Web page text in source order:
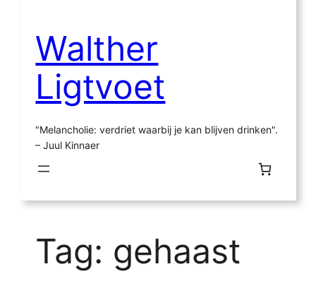
Walther
Ligtvoet
"Melancholie: verdriet waarbij je kan blijven drinken".
– Juul Kinnaer
Tag: gehaast